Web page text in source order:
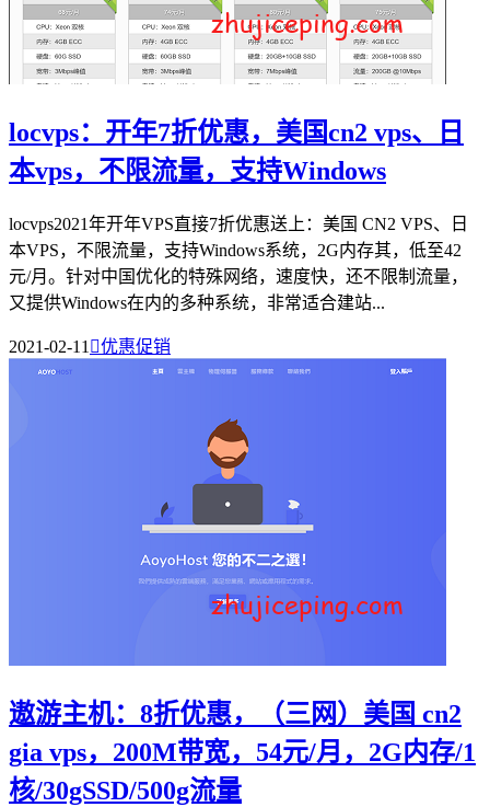
locvps：开年7折优惠，美国cn2 vps、日
本vps，不限流量，支持Windows
locvps2021年开年VPS直接7折优惠送上：美国 CN2 VPS、日
本VPS，不限流量，支持Windows系统，2G内存其，低至42
元/月。针对中国优化的特殊网络，速度快，还不限制流量，
又提供Windows在内的多种系统，非常适合建站...
2021-02-11 优惠促销
遨游主机：8折优惠，（三网）美国 cn2
gia vps，200M带宽，54元/月，2G内存/1
核/30gSSD/500g流量